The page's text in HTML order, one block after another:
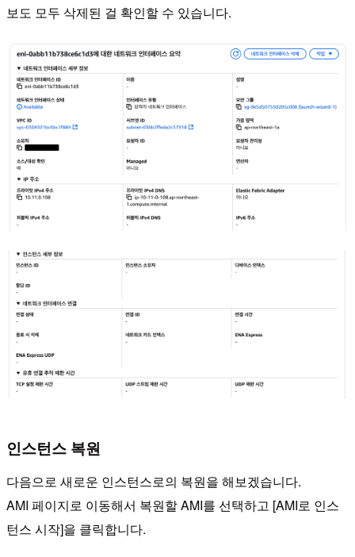
보도 모두 삭제된 걸 확인할 수 있습니다.
인스턴스 복원
다음으로 새로운 인스턴스로의 복원을 해보겠습니다.
AMI 페이지로 이동해서 복원할 AMI를 선택하고 [AMI로 인스
턴스 시작]을 클릭합니다.